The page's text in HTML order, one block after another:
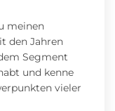
meinen
den Jahren
Segment
und kenne
vieler